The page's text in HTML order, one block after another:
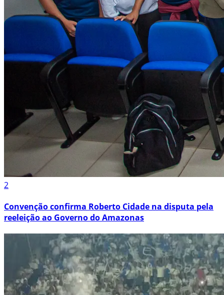
2
Convenção confirma Roberto Cidade na disputa pela
reeleição ao Governo do Amazonas